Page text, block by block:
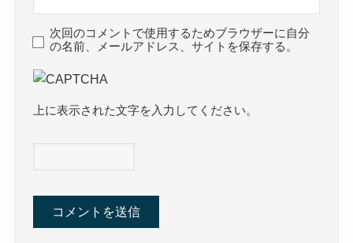
次回のコメントで使用するためブラウザーに自分
の名前、メールアドレス、サイトを保存する。
上に表示された文字を入力してください。